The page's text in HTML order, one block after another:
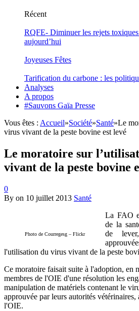
Récent
RQFE- Diminuer les rejets toxiques
aujourd’hui
Joyeuses Fêtes
Tarification du carbone : les
Analyses
A propos
#Sauvons Gaïa Presse
Vous êtes : Accueil»Société»Santé»Le
virus vivant de la peste bovine est levé
Le moratoire sur
vivant de la peste bovine
0
By on 10 juillet 2013 Santé
Photo de Courregesg – Flickr
La FAO
de la
de
l'utilisation du virus vivant de la peste
Ce moratoire faisait suite à l'adoption, en
membres de l'OIE d'une résolution les
manipulation de matériels contenant le
approuvée par leurs autorités
l'OIE.